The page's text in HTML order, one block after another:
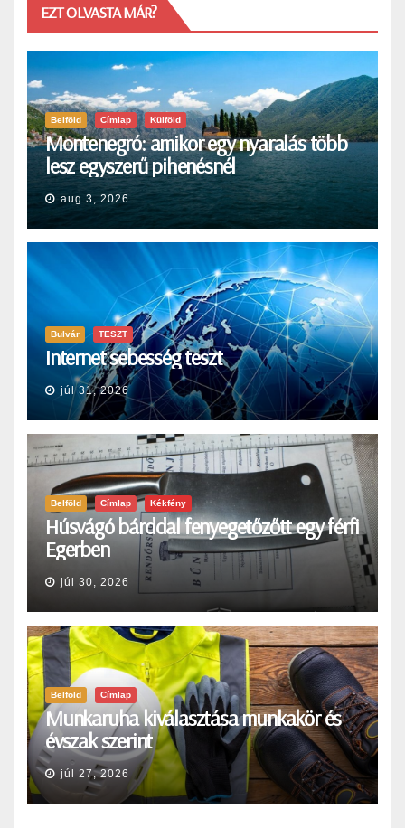
EZT OLVASTA MÁR?
Belföld Címlap Külföld
Montenegró: amikor egy nyaralás több
lesz egyszerű pihenésnél
aug 3, 2026
Bulvár TESZT
Internet sebesség teszt
júl 31, 2026
Belföld Címlap Kékfény
Húsvágó bárddal fenyegetőzőtt egy férfi
Egerben
júl 30, 2026
Belföld Címlap
Munkaruha kiválasztása munkakör és
évszak szerint
júl 27, 2026